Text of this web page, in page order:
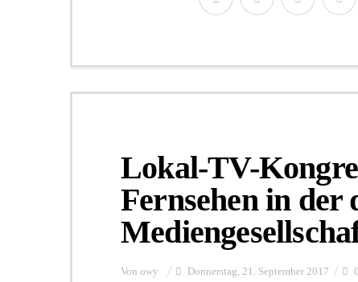
Lokal-TV-
Fernsehen in der
Von owy Donnerstag, 21. September 2017 0